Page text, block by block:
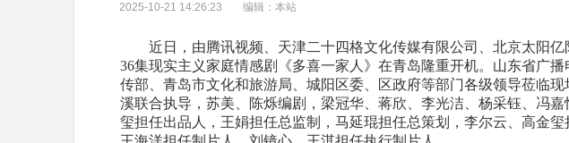
2025-10-21 14:26:23 编辑： 本站
近日， 由腾讯视频
天津二十四格文化传媒有限公司、北京太阳
36集现实主义家庭情感剧《多喜一家人》 在青岛隆重开机。 山东省广播
传部、青岛市文化和旅游局、城阳区委、区政府等部门各级领导莅临
溪联合执导 ， 苏美、陈烁编剧 ， 梁冠华 蒋欣 李光洁 杨采钰 冯嘉
玺担任出品人，王娟担任总监制，马延琨担任总策划，李尔云、高金玺